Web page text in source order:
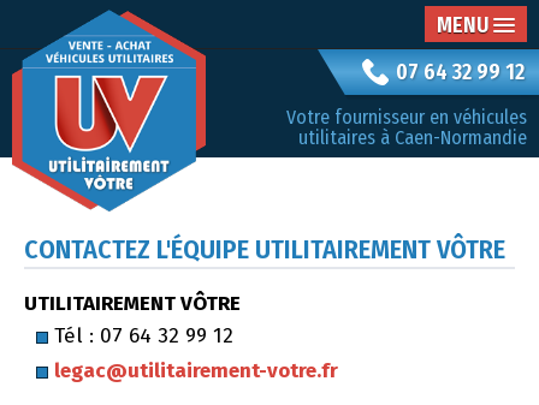
MENU
07 64 32 99 12
Votre fournisseur en véhicules
utilitaires à Caen-Normandie
CONTACTEZ L'ÉQUIPE UTILITAIREMENT VÔTRE
UTILITAIREMENT VÔTRE
Tél : 07 64 32 99 12
legac@utilitairement-votre.fr